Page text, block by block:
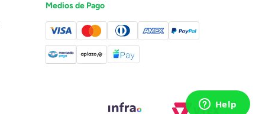
Medios de Pago